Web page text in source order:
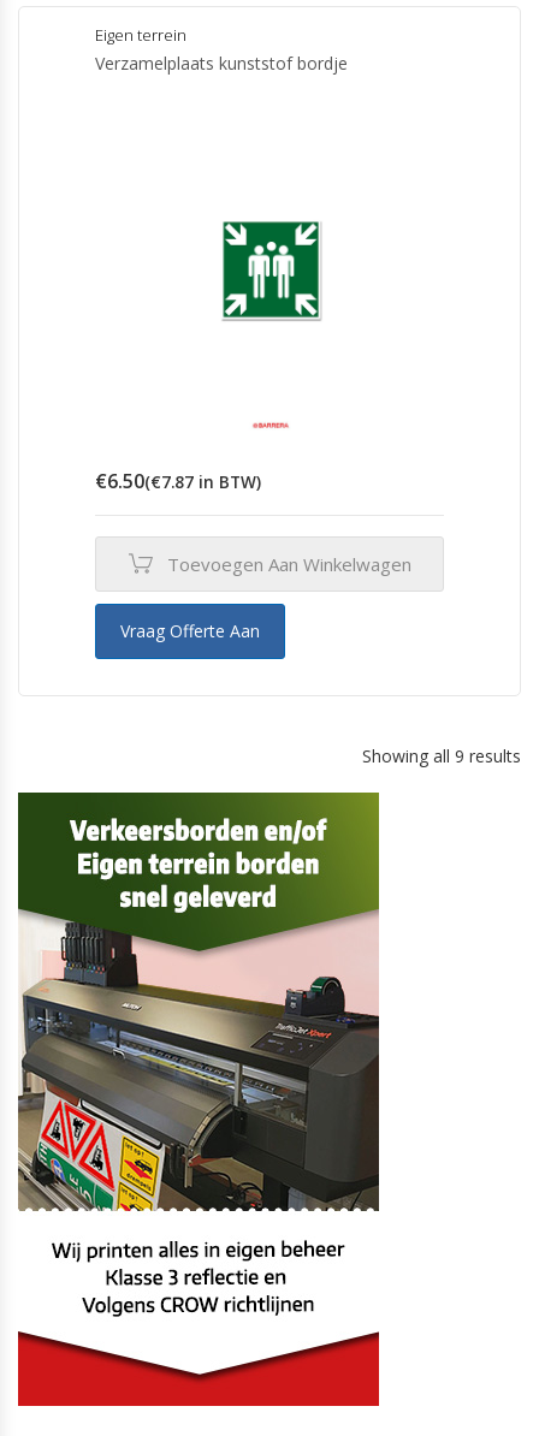
meerdere
variaties.
Deze
Eigen terrein
Verzamelplaats kunststof bordje
€6.50(€7.87 in BTW)
Toevoegen Aan Winkelwagen
Vraag Offerte Aan
Showing all 9 results